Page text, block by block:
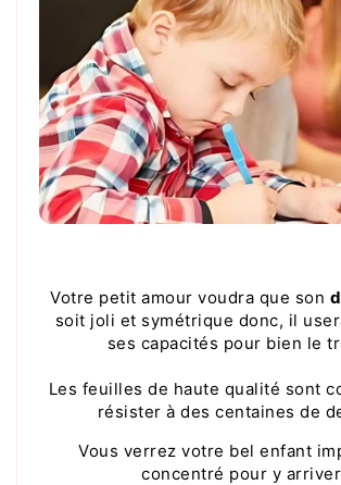
Votre petit amour voudra que son
soit joli et symétrique donc, il
ses capacités pour bien le
Les feuilles de haute qualité sont
résister à des centaines de
Vous verrez votre bel enfant
concentré pour y